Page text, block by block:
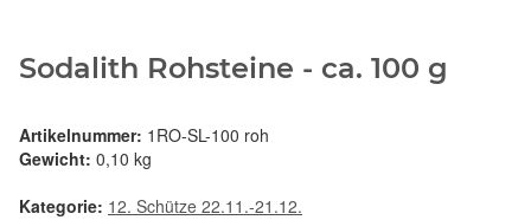
Sodalith Rohsteine - ca. 100 g
Artikelnummer: 1RO-SL-100 roh
Gewicht: 0,10 kg
Kategorie: 12. Schütze 22.11.-21.12.